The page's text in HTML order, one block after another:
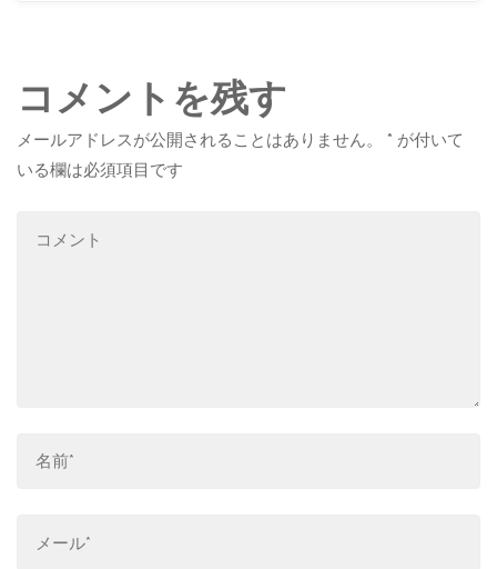
コメントを残す
メールアドレスが公開されることはありません。 * が付いて
いる欄は必須項目です